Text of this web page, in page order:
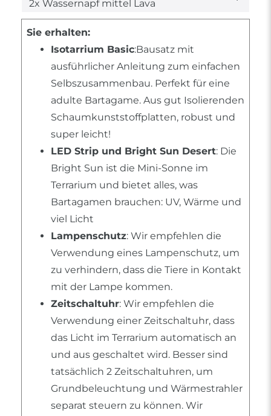
Sie erhalten:
Isotarrium Basic:Bausatz mit
ausführlicher Anleitung zum einfachen
Selbszusammenbau. Perfekt für eine
adulte Bartagame. Aus gut Isolierenden
Schaumkunststoffplatten, robust und
super leicht!
LED Strip und Bright Sun Desert: Die
Bright Sun ist die Mini-Sonne im
Terrarium und bietet alles, was
Bartagamen brauchen: UV, Wärme und
viel Licht
Lampenschutz: Wir empfehlen die
Verwendung eines Lampenschutz, um
zu verhindern, dass die Tiere in Kontakt
mit der Lampe kommen.
Zeitschaltuhr: Wir empfehlen die
Verwendung einer Zeitschaltuhr, dass
das Licht im Terrarium automatisch an
und aus geschaltet wird. Besser sind
tatsächlich 2 Zeitschaltuhren, um
Grundbeleuchtung und Wärmestrahler
separat steuern zu können. Wir